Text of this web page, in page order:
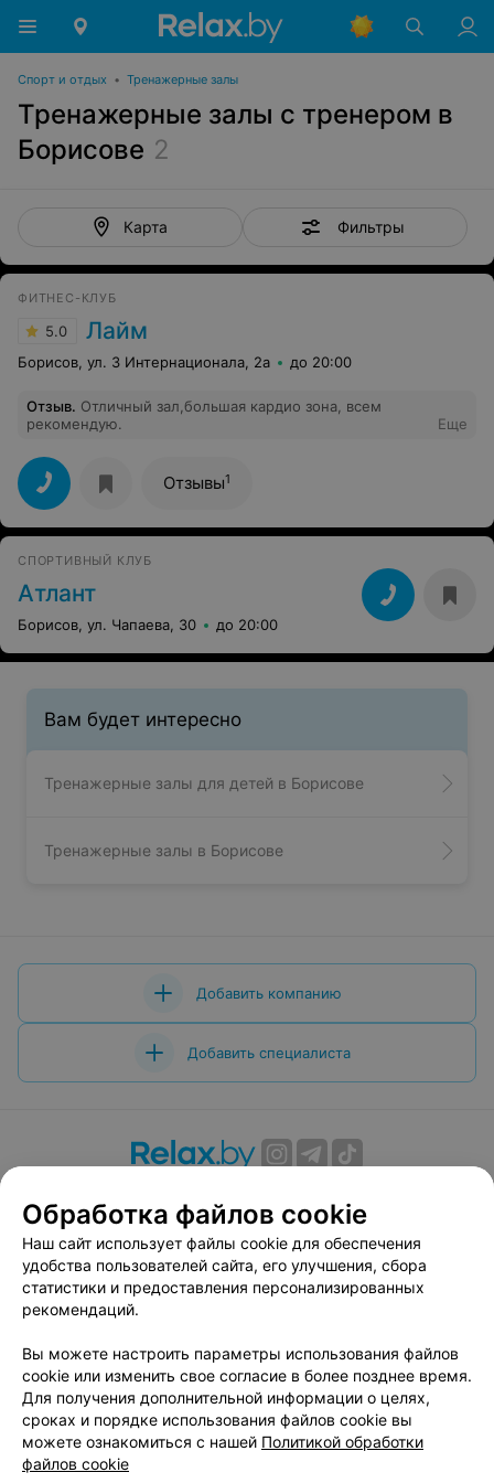
Спорт и отдых • Тренажерные залы
Тренажерные залы с тренером в
Борисове 2
Карта Фильтры
ФИТНЕС-КЛУБ
5.0 Лайм
Борисов, ул. 3 Интернационала, 2а до 20:00
Отзыв. Отличный зал,большая кардио зона, всем
рекомендую.
Еще
Отзывы1
СПОРТИВНЫЙ КЛУБ
Атлант
Борисов, ул. Чапаева, 30 до 20:00
Вам будет интересно
Тренажерные залы для детей в Борисове
Тренажерные залы в Борисове
Добавить компанию
Добавить специалиста
Вакансии
Публичный договор
Способы оплаты
Публичный договор по использованию сервиса
«Афиша»
Пользовательское соглашение
Связаться по вопросам сотрудничества
Написать руководителю relax.by
Персональные настройки cookie
Обработка персональных данных
Обработка файлов cookie
Наш сайт использует файлы cookie для обеспечения
удобства пользователей сайта, его улучшения, сбора
статистики и предоставления персонализированных
рекомендаций.
Вы можете настроить параметры использования файлов
cookie или изменить свое согласие в более позднее время.
Для получения дополнительной информации о целях,
сроках и порядке использования файлов cookie вы
можете ознакомиться с нашей Политикой обработки
файлов cookie